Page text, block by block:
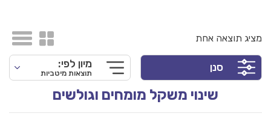
מציג תוצאה אחת
סנן מיון לפי:
תוצאות מיטביות
שינוי משקל מומחים וגולשים